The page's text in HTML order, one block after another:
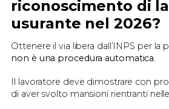
riconoscimento di
usurante nel 2026?
Ottenere il via libera dall’INPS per la
non è una procedura automatica.
Il lavoratore deve dimostrare con
di aver svolto mansioni rientranti